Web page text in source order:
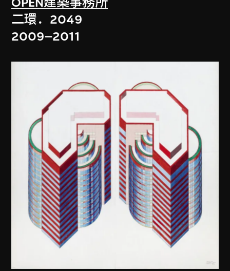
二環．2049
2009–2011